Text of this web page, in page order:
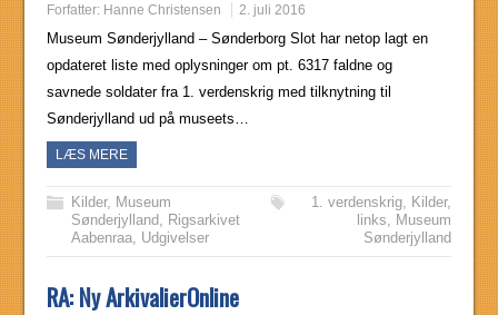
Forfatter: Hanne Christensen 2. juli 2016
Museum Sønderjylland – Sønderborg Slot har netop lagt en
opdateret liste med oplysninger om pt. 6317 faldne og
savnede soldater fra 1. verdenskrig med tilknytning til
Sønderjylland ud på museets…
LÆS MERE
Kilder, Museum
Sønderjylland Rigsarkivet
Aabenraa Udgivelser
1. verdenskrig, Kilder,
links
Museum
Sønderjylland
RA: Ny ArkivalierOnline